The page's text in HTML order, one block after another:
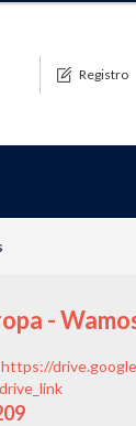
Registro
-
https://